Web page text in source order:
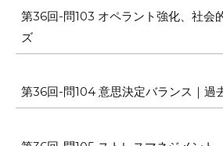
第36回-問103 オペラント強化、社会
ズ
第36回-問104 意思決定バランス｜過